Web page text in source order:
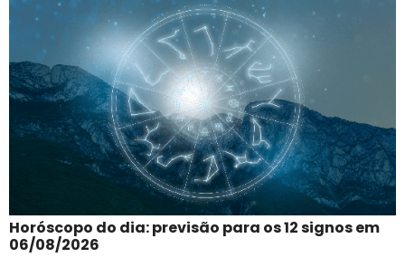
Horóscopo do dia: previsão para os 12 signos em
06/08/2026